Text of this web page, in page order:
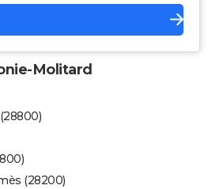
Molitard
(28200)